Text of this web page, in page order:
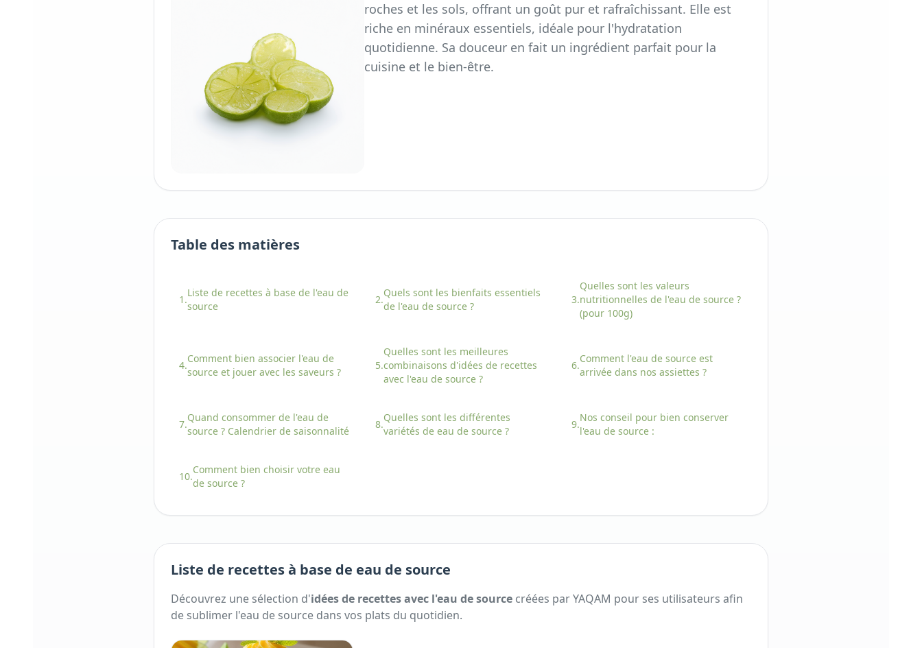
roches et les sols, offrant un goût pur et rafraîchissant. Elle est
riche en minéraux essentiels, idéale pour l'hydratation
quotidienne. Sa douceur en fait un ingrédient parfait pour la
cuisine et le bien-être.
Table des matières
1.
Liste de recettes à base de l'eau de
source
2.
Quels sont les bienfaits essentiels
de l'eau de source ?
3.
Quelles sont les valeurs
nutritionnelles de l'eau de source ?
(pour 100g)
4.
Comment bien associer l'eau de
source et jouer avec les saveurs ?
5.
Quelles sont les meilleures
combinaisons d'idées de recettes
avec l'eau de source ?
6.
Comment l'eau de source est
arrivée dans nos assiettes ?
7.
Quand consommer de l'eau de
source ? Calendrier de saisonnalité
8.
Quelles sont les différentes
variétés de eau de source ?
9.
Nos conseil pour bien conserver
l'eau de source :
10.
Comment bien choisir votre eau
de source ?
Liste de recettes à base de eau de source
Découvrez une sélection d'idées de recettes avec l'eau de source créées par YAQAM pour ses utilisateurs afin
de sublimer l'eau de source dans vos plats du quotidien.